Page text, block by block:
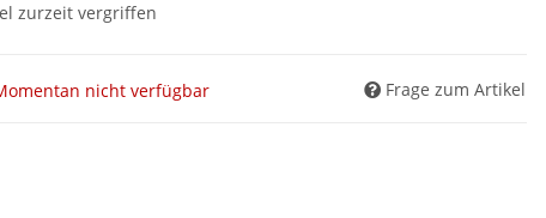
zurzeit vergriffen
nicht verfügbar Frage zum Artikel